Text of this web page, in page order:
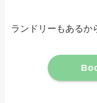
ランドリーもあるか